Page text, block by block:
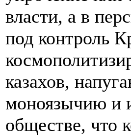
власти, а в
под контроль
казахов,
моноязычию и
обществе, что